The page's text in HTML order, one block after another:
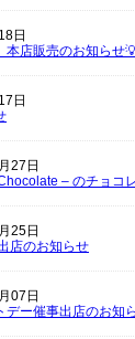
日
本店販売のお知らせ
日
27日
– のチョコ
25日
店のお知らせ
07日
ー催事出店のお知